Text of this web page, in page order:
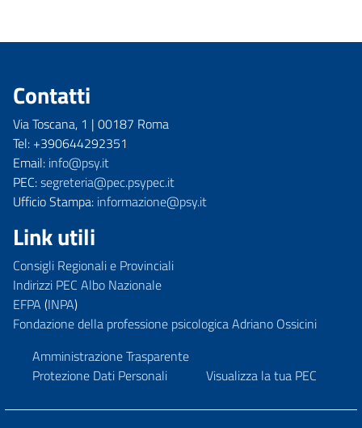
Contatti
Via Toscana, 1 | 00187 Roma
Tel: +390644292351
Email: info@psy.it
PEC:segreteria@pec.psypec.it
Ufficio Stampa: informazione@psy.it
Link utili
Consigli Regionali e Provinciali
Indirizzi PEC Albo Nazionale
EFPA (INPA)
Fondazione della professione psicologica Adriano Ossicini
Amministrazione Trasparente
Protezione Dati Personali
Visualizza la tua PEC